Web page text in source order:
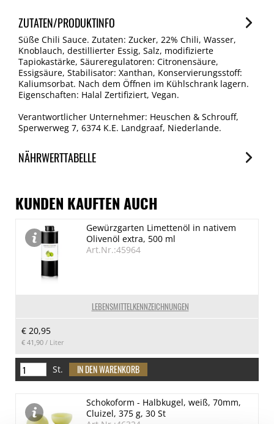
ZUTATEN/PRODUKTINFO
Süße Chili Sauce. Zutaten: Zucker, 22% Chili, Wasser,
Knoblauch, destillierter Essig, Salz, modifizierte
Tapiokastärke, Säureregulatoren: Citronensäure,
Essigsäure, Stabilisator: Xanthan, Konservierungsstoff:
Kaliumsorbat. Nach dem Öffnen im Kühlschrank lagern.
Eigenschaften: Halal Zertifiziert, Vegan.
Verantwortlicher Unternehmer: Heuschen & Schrouff,
Sperwerweg 7, 6374 K.E. Landgraaf, Niederlande.
NÄHRWERTTABELLE
je 100ml
Brennwert
931 kJ/219 kcal
Fett
< 0.5 g
davon gesättigte Fettsäuren
53 g
1.4 g
Salz
KUNDEN KAUFTEN AUCH
LEBENSMITTELKENNZEICHNUNGEN
Gewürzgarten Limettenöl in nativem
Olivenöl extra, 500 ml
Art.Nr.:45964
€ 20,95
€ 41,90 / Liter
St.
Schokoform - Halbkugel, weiß, 70mm,
Cluizel, 375 g, 30 St